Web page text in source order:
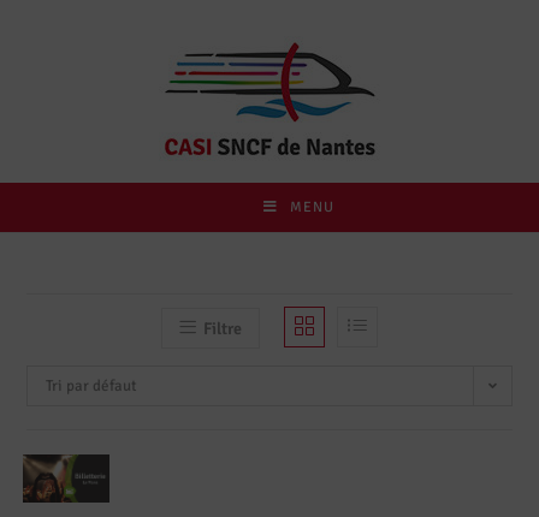
MENU
Filtre
Tri par défaut